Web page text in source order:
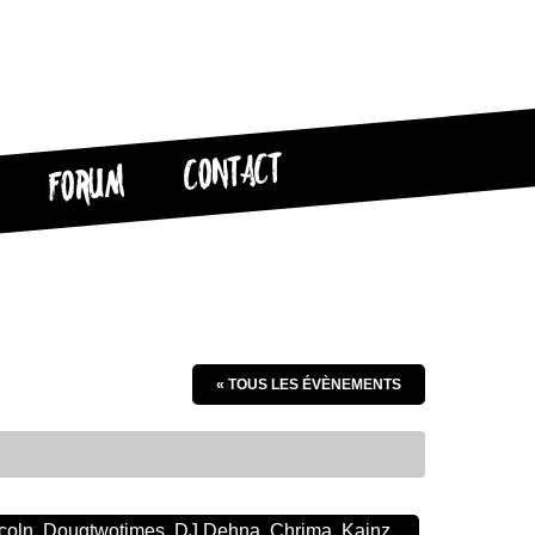
FORUM CONTACT
« TOUS LES ÉVÈNEMENTS
Dougtwotimes, DJ Dehna, Chrima, Kainz,